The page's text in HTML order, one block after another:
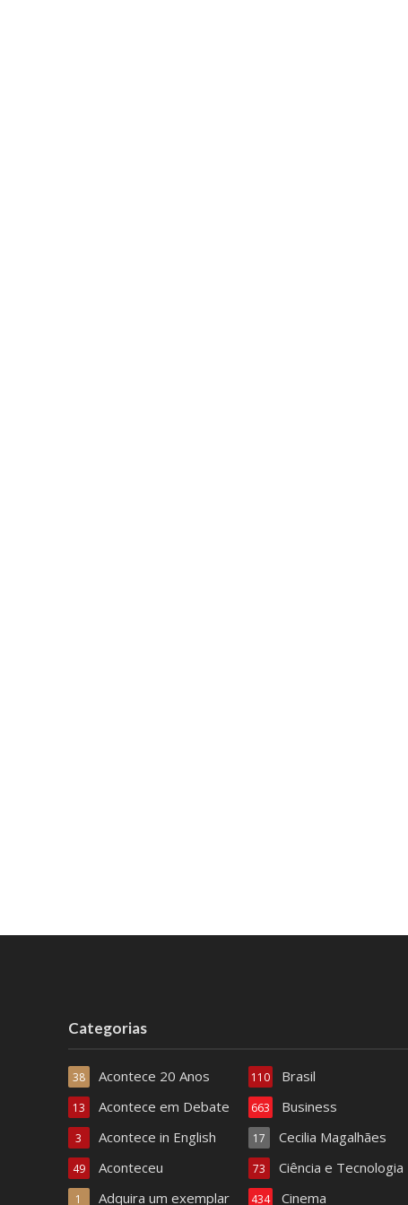
Categorias
Acontece 20 Anos
38
Acontece em Debate
13
Acontece in English
3
Aconteceu
49
Adquira um exemplar
1
Brasil
110
Business
663
Cecilia Magalhães
17
Ciência e Tecnologia
73
Cinema
434